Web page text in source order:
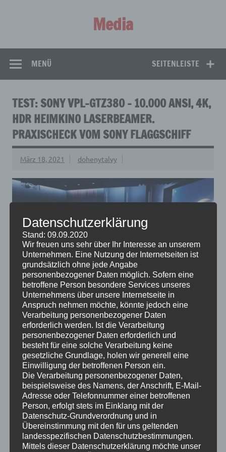
Media
SEITENLEISTE
MENÜ
TEST: SONY VPL-GTZ380 – 10.000 ANSI, 4K,
HDR HEIMKINO LASERBEAMER.
PRAXISCHECK VOM SONY FLAGGSCHIFF
März 18, 2021 dohenytalvy
Test vom 7.3.2021 mit Fw1004
Der Sony VPL-GTZ380 Heimkino-Beamer ist das neue
Flaggschiff aus dem Hause Sony und kommt mit 100%
DCI-P3 Abdeckung bei 10.000 ANSI Lumen. Er ist ein
Laserbeamer und unterstützt HDMI2.0 sowie HDR.
Der “Raptor” verspricht, einer der besten Projektoren
überhaupt zu werden – unser Test zeigt die Stärken und
Schwächen mit der Release-Firmware.
zu uns: wir sind ein Heimkinohändler sowie
Heimkinobauer – auf unserem YouTube Channel stellen
wir neben unseren Heimkinos regelmäßig auch
Produkte vor. Dabei ist uns eine unabhängige und
ehrliche Darstellung der Produkte sehr wichtig.
https://www.takeoffmedia24.de/
Datenschutzerklärung
Stand: 09.09.2020
Wir freuen uns sehr über Ihr Interesse an unserem
Unternehmen. Eine Nutzung der Internetseiten ist
grundsätzlich ohne jede Angabe
personenbezogener Daten möglich. Sofern eine
betroffene Person besondere Services unseres
Unternehmens über unsere Internetseite in
Anspruch nehmen möchte, könnte jedoch eine
Verarbeitung personenbezogener Daten
erforderlich werden. Ist die Verarbeitung
personenbezogener Daten erforderlich und
besteht für eine solche Verarbeitung keine
gesetzliche Grundlage, holen wir generell eine
Einwilligung der betroffenen Person ein.
Die Verarbeitung personenbezogener Daten,
beispielsweise des Namens, der Anschrift, E-Mail-
Adresse oder Telefonnummer einer betroffenen
Person, erfolgt stets im Einklang mit der
Datenschutz-Grundverordnung und in
Übereinstimmung mit den für uns geltenden
landesspezifischen Datenschutzbestimmungen.
Mittels dieser Datenschutzerklärung möchte unser